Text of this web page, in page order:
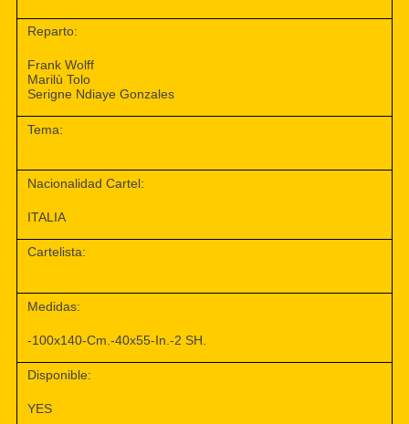
Reparto:
Frank Wolff
Marilù Tolo
Serigne Ndiaye Gonzales
Tema:
Nacionalidad Cartel:
ITALIA
Cartelista:
Medidas:
-100x140-Cm.-40x55-In.-2 SH.
Disponible:
YES